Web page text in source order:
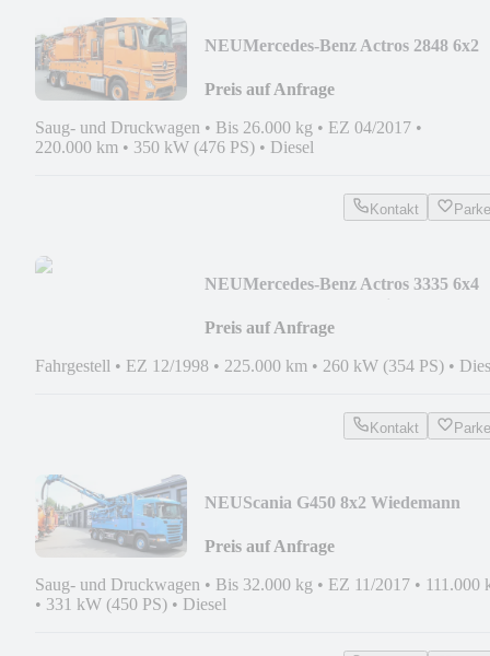
NEUMercedes-Benz Actros 2848 6x2
Preis auf Anfrage
Saug- und Druckwagen • Bis 26.000 kg • EZ 04/2017 •
220.000 km • 350 kW (476 PS) • Diesel
Kontakt
NEUMercedes-Benz Actros 3335 6x4
Preis auf Anfrage
Fahrgestell • EZ 12/1998 • 225.000 km • 260 kW (354 PS) •
Kontakt
NEUScania G450 8x2 Wiedemann
Preis auf Anfrage
Saug- und Druckwagen • Bis 32.000 kg • EZ 11/2017 • 111.000
• 331 kW (450 PS) • Diesel